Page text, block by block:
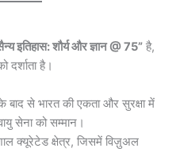
इतिहास: शौर्य और ज्ञान @ 75” है,
दर्शाता है।
बाद से भारत की एकता और सुरक्षा में
सेना को सम्मान।
क्यूरेटेड क्षेत्र, जिसमें विज़ुअल